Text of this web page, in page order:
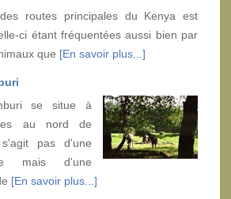
routes principales du Kenya est
ci étant fréquentées aussi bien par
que [En savoir plus...]
se situe à
au nord de
pas d'une
mais d'une
[En savoir plus...]